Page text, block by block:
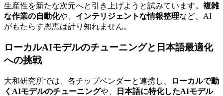
生産性を新たな次元へと引き上げようと試みています。 複雑
な作業の自動化や、 インテリジェントな情報整理など、AI
がもたらす恩恵は計り知れません。
ローカルAIモデルのチューニングと日本語最適化
への挑戦
大和研究所では、各チップベンダーと連携し、
ローカルで動
くAIモデルのチューニングや、
日本語に特化したAIモデル